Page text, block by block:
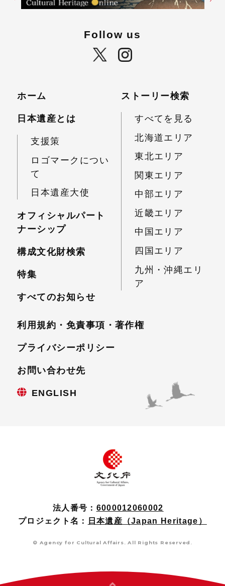
Follow us
ホーム
日本遺産とは
支援策
ロゴマークについ
て
日本遺産大使
オフィシャルパート
ナーシップ
構成文化財検索
特集
すべてのお知らせ
ストーリー検索
すべてを見る
北海道エリア
東北エリア
関東エリア
中部エリア
近畿エリア
中国エリア
四国エリア
九州・沖縄エリ
ア
利用規約・免責事項・著作権
プライバシーポリシー
お問い合わせ先
ENGLISH
法人番号： 6000012060002
プロジェクト名：
日本遺産（Japan Heritage）
© Agency for Cultural Affairs. All Rights Reserved.